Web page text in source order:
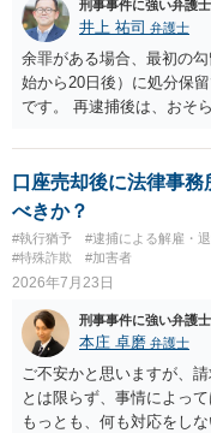
刑事事件に強い弁護士
井上 祐司 弁護士
余罪がある場合、最初の
始から20日後）に処分保
です。 再逮捕後は、おそ
口座売却後に法律事
べきか？
#執行猶予 #逮捕による解雇・
#特殊詐欺
#加害者
2026年7月23日
刑事事件に強い弁護士
本庄 卓磨 弁護士
ご不安かと思いますが、
とは限らず、事情によっ
もっとも、何も対応をし